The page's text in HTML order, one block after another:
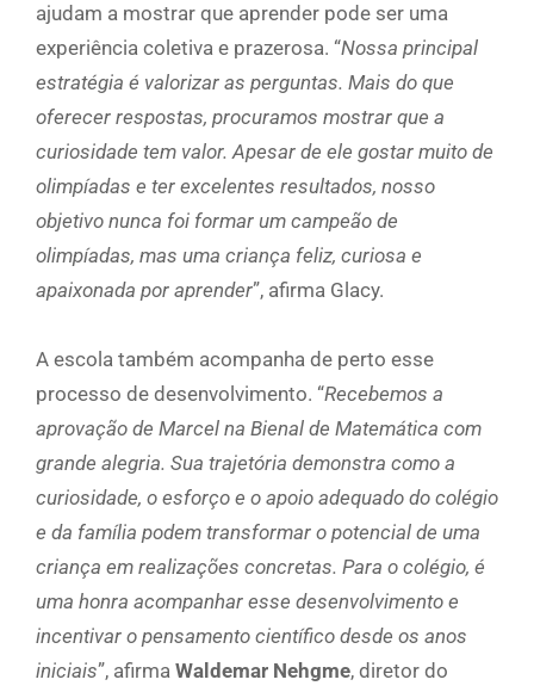
ajudam a mostrar que aprender pode ser uma
experiência coletiva e prazerosa. “Nossa principal
estratégia é valorizar as perguntas. Mais do que
oferecer respostas, procuramos mostrar que a
curiosidade tem valor. Apesar de ele gostar muito de
olimpíadas e ter excelentes resultados, nosso
objetivo nunca foi formar um campeão de
olimpíadas, mas uma criança feliz, curiosa e
apaixonada por aprender”, afirma Glacy.
A escola também acompanha de perto esse
processo de desenvolvimento. “Recebemos a
aprovação de Marcel na Bienal de Matemática com
grande alegria. Sua trajetória demonstra como a
curiosidade, o esforço e o apoio adequado do colégio
e da família podem transformar o potencial de uma
criança em realizações concretas. Para o colégio, é
uma honra acompanhar esse desenvolvimento e
incentivar o pensamento científico desde os anos
iniciais”, afirma Waldemar Nehgme, diretor do